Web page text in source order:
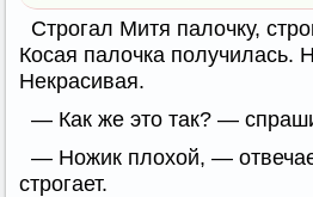
Строгал Митя палочку,
Косая палочка получилась.
Некрасивая.
— Как же это так? —
— Ножик плохой, —
строгает.